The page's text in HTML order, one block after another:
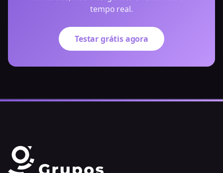
tempo real.
Testar grátis agora